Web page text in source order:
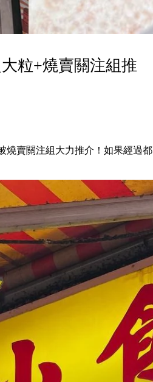
粒+燒賣關注組推
燒賣關注組大力推介！如果經過都